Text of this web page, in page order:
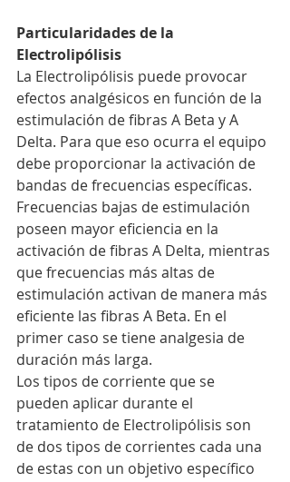
Particularidades de la
Electrolipólisis
La Electrolipólisis puede provocar
efectos analgésicos en función de la
estimulación de fibras A Beta y A
Delta. Para que eso ocurra el equipo
debe proporcionar la activación de
bandas de frecuencias específicas.
Frecuencias bajas de estimulación
poseen mayor eficiencia en la
activación de fibras A Delta, mientras
que frecuencias más altas de
estimulación activan de manera más
eficiente las fibras A Beta. En el
primer caso se tiene analgesia de
duración más larga.
Los tipos de corriente que se
pueden aplicar durante el
tratamiento de Electrolipólisis son
de dos tipos de corrientes cada una
de estas con un objetivo específico